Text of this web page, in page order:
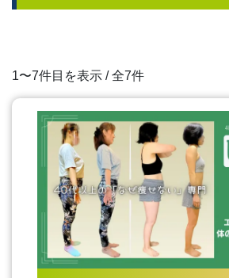
1〜7件目を表示 / 全7件